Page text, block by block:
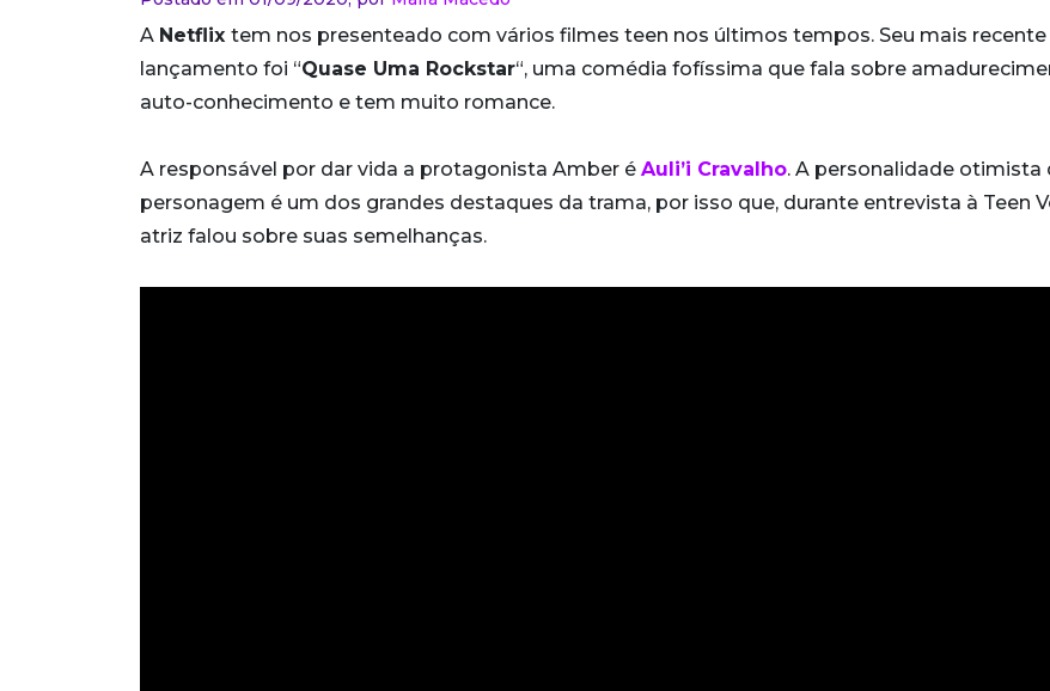
A Netflix tem nos presenteado com vários filmes teen nos últimos tempos. Seu mais recente
lançamento foi “Quase Uma Rockstar“, uma comédia fofíssima que fala sobre
auto-conhecimento e tem muito romance.
A responsável por dar vida a protagonista Amber é Auli’i Cravalho. A personalidade otimista
personagem é um dos grandes destaques da trama, por isso que, durante entrevista à Teen
atriz falou sobre suas semelhanças.